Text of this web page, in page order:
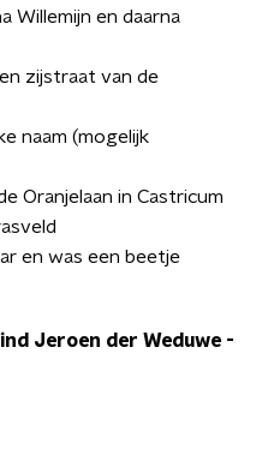
Willemijn en daarna
zijstraat van de
naam (mogelijk
Oranjelaan in Castricum
en was een beetje
Jeroen der Weduwe -